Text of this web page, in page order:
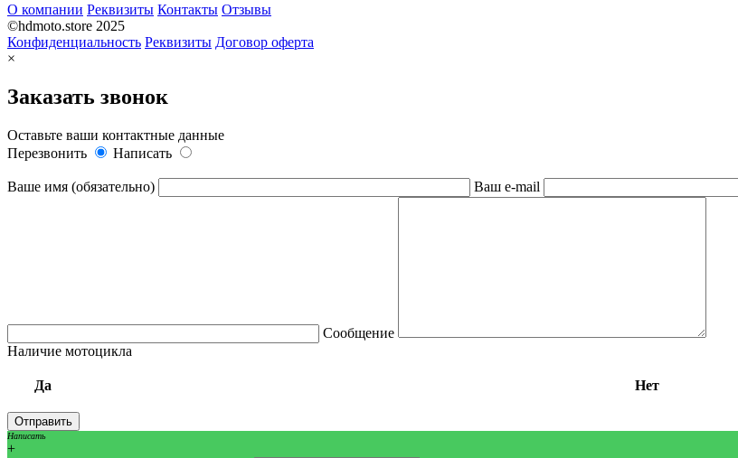
О компании Реквизиты Контакты Отзывы
©hdmoto.store 2025
Конфиденциальность Реквизиты Договор оферта
×
Заказать звонок
Оставьте ваши контактные данные
Перезвонить
Написать
Ваше имя (обязательно) Ваш e-mail
Сообщение
Наличие мотоцикла
Да Нет
Написать
+